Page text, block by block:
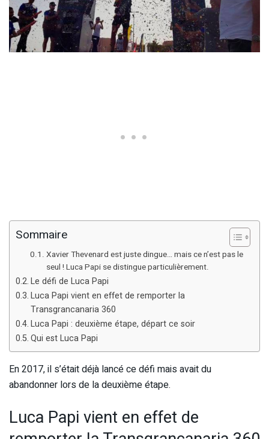
Sommaire
Xavier Thevenard est juste dingue… mais ce n’est pas le
seul ! Luca Papi se distingue particulièrement.
Le défi de Luca Papi
Luca Papi vient en effet de remporter la
Transgrancanaria 360
Luca Papi : deuxième étape, départ ce soir
Qui est Luca Papi
En 2017, il s’était déjà lancé ce défi mais avait du
abandonner lors de la deuxième étape.
Luca Papi vient en effet de